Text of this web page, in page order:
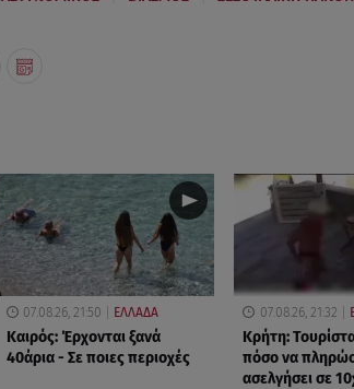
07.08.26, 21:50 ΕΛΛΑΔΑ
Καιρός: Έρχονται ξανά
40άρια - Σε ποιες περιοχές
07.08.26, 21:32
Κρήτη:
πόσο να
ασελγήσει σε